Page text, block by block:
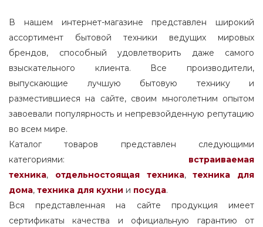
В нашем интернет-магазине представлен широкий
ассортимент бытовой техники ведущих мировых
брендов, способный удовлетворить даже самого
взыскательного клиента. Все производители,
выпускающие лучшую бытовую технику и
разместившиеся на сайте, своим многолетним опытом
завоевали популярность и непревзойденную репутацию
во всем мире.
Каталог товаров представлен следующими
категориями: встраиваемая
техника, отдельностоящаятехника,
техника для
дома, техника для кухни и посуда.
Вся представленная на сайте продукция имеет
сертификаты качества и официальную гарантию от